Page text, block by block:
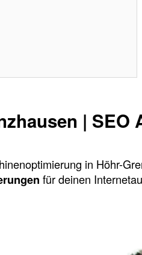
|
in Höhr-
für deinen